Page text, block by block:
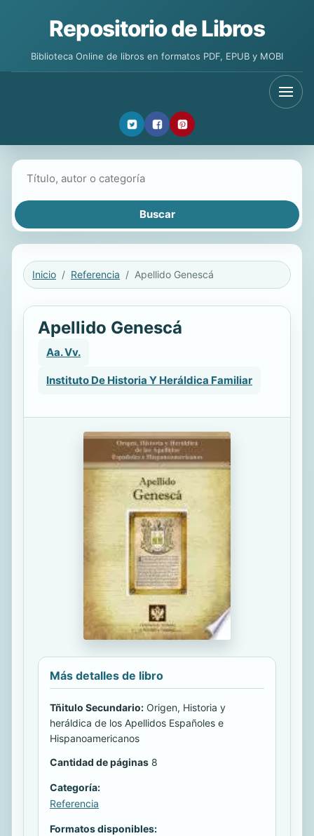
Repositorio de Libros
Biblioteca Online de libros en formatos PDF, EPUB y MOBI
Inicio Referencia Apellido Genescá
Apellido Genescá
Aa. Vv.
Instituto De Historia Y Heráldica Familiar
Más detalles de libro
Tñitulo Secundario: Origen, Historia y
heráldica de los Apellidos Españoles e
Hispanoamericanos
Cantidad de páginas 8
Categoría:
Referencia
Formatos disponibles: